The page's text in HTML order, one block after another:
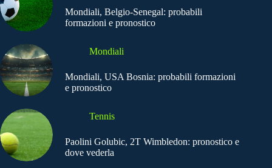
Mondiali, Belgio-Senegal: probabili
formazioni e pronostico
Mondiali
Mondiali, USA Bosnia: probabili formazioni
e pronostico
Tennis
Paolini Golubic, 2T Wimbledon: pronostico e
dove vederla